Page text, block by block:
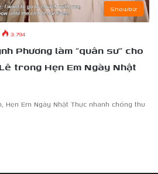
Showbiz
3.794
Phương làm “quân sư” cho
trong Hẹn Em Ngày Nhật
Hẹn Em Ngày Nhật Thực nhanh chóng thu